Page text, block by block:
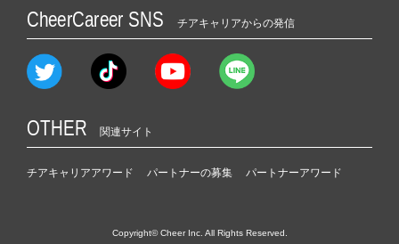
CheerCareer SNS チアキャリアからの発信
OTHER 関連サイト
チアキャリアアワード パートナーの募集 パートナーアワード
Copyright© Cheer Inc. All Rights Reserved.